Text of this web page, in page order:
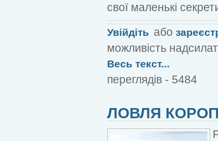
свої маленькі
Увійдіть або
можливість
Весь текст...
переглядів - 5484
ЛОВЛЯ